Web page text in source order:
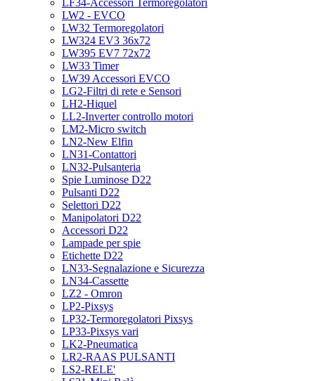
LF34-Accessori Termoregolatori
LW2 - EVCO
LW32 Termoregolatori
LW324 EV3 36x72
LW395 EV7 72x72
LW33 Timer
LW39 Accessori EVCO
LG2-Filtri di rete e Sensori
LH2-Hiquel
LL2-Inverter controllo motori
LM2-Micro switch
LN2-New Elfin
LN31-Contattori
LN32-Pulsanteria
Spie Luminose D22
Pulsanti D22
Selettori D22
Manipolatori D22
Accessori D22
Lampade per spie
Etichette D22
LN33-Segnalazione e Sicurezza
LN34-Cassette
LZ2 - Omron
LP2-Pixsys
LP32-Termoregolatori Pixsys
LP33-Pixsys vari
LK2-Pneumatica
LR2-RAAS PULSANTI
LS2-RELE'